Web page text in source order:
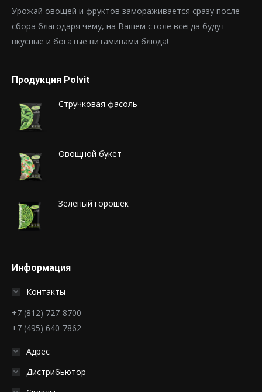
Урожай овощей и фруктов замораживается сразу после
сбора благодаря чему, на Вашем столе всегда будут
вкусные и богатые витаминами блюда!
Продукция Polvit
Стручковая фасоль
Овощной букет
Зелёный горошек
Информация
Контакты
+7 (812) 727-8700
+7 (495) 640-7862
Адрес
Дистрибьютор